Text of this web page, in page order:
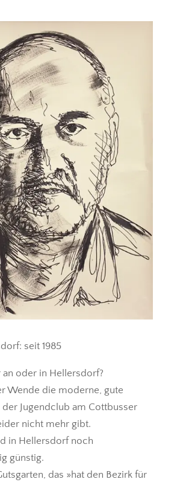
seit 1985
oder in Hellersdorf?
Wende die moderne, gute
Jugendclub am ­Cottbusser
nicht mehr gibt.
in Hellersdorf noch
günstig.
das »hat den ­Bezirk für